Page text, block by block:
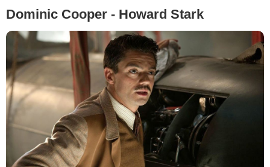
Dominic Cooper - Howard Stark